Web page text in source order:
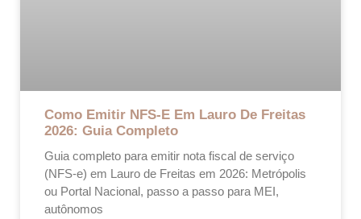
Como Emitir NFS-E Em Lauro De Freitas
2026: Guia Completo
Guia completo para emitir nota fiscal de serviço
(NFS-e) em Lauro de Freitas em 2026: Metrópolis
ou Portal Nacional, passo a passo para MEI,
autônomos